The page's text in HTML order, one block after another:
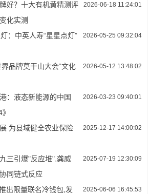
2026-06-18 11:24:01
好？十大有机黄精测评
化实测
2026-05-25 09:32:04
：中英人寿“星星点灯”
2026-05-12 13:48:02
品牌莫干山大会“文化
2026-03-23 09:40:01
：液态新能源的中国
2025-12-17 14:00:02
为县域健全农业保险
2025-07-19 12:30:09
三引爆"反应堆",龚威
同链式反应
2025-06-06 16:45:53
出限量联名冷钱包,发